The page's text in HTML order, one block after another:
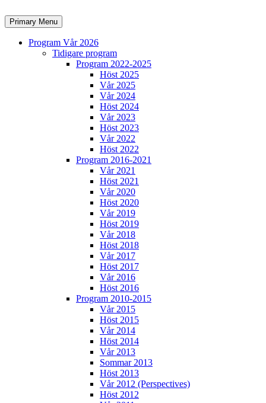
to
content
Search
Primary Menu
Program Vår 2026
Tidigare program
Program 2022-2025
Höst 2025
Vår 2025
Vår 2024
Höst 2024
Vår 2023
Höst 2023
Vår 2022
Höst 2022
Program 2016-2021
Vår 2021
Höst 2021
Vår 2020
Höst 2020
Vår 2019
Höst 2019
Vår 2018
Höst 2018
Vår 2017
Höst 2017
Vår 2016
Höst 2016
Program 2010-2015
Vår 2015
Höst 2015
Vår 2014
Höst 2014
Vår 2013
Sommar 2013
Höst 2013
Vår 2012 (Perspectives)
Höst 2012